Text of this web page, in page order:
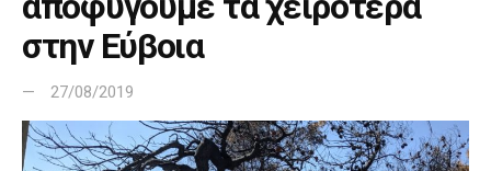
στην Εύβοια
27/08/2019